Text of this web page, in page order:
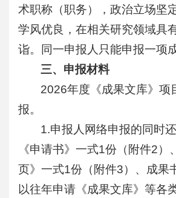
术职称（职务），政治立场坚
学风优良，在相关研究领域具
诣。同一申报人只能申报一项成
三、申报材料
2026年度《成果文库》项
报。
1.申报人网络申报的同时
《申请书》一式1份（附件2）
页》一式1份（附件3）、成果
以往年申请《成果文库》等各